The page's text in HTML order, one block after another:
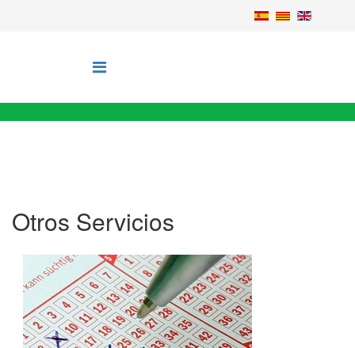
Otros Servicios